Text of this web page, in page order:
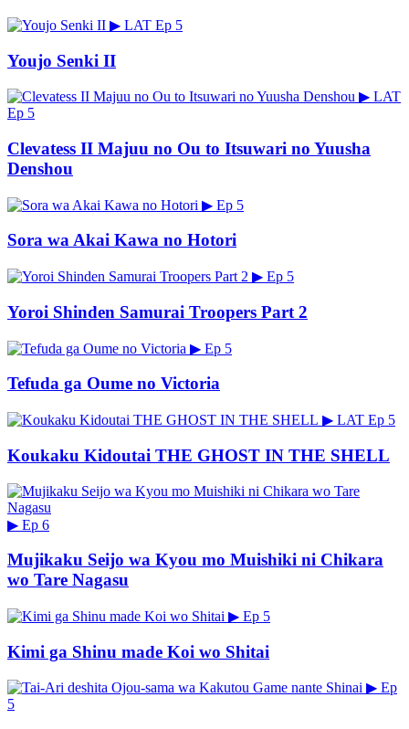
▶ LAT Ep 5
Youjo Senki II
▶ LAT
Ep 5
Clevatess II Majuu no Ou to Itsuwari no Yuusha
Denshou
▶ Ep 5
Sora wa Akai Kawa no Hotori
▶ Ep 5
Yoroi Shinden Samurai Troopers Part 2
▶ Ep 5
Tefuda ga Oume no Victoria
▶ LAT Ep 5
Koukaku Kidoutai THE GHOST IN THE SHELL
▶ Ep 6
Mujikaku Seijo wa Kyou mo Muishiki ni Chikara
wo Tare Nagasu
▶ Ep 5
Kimi ga Shinu made Koi wo Shitai
▶ Ep
5